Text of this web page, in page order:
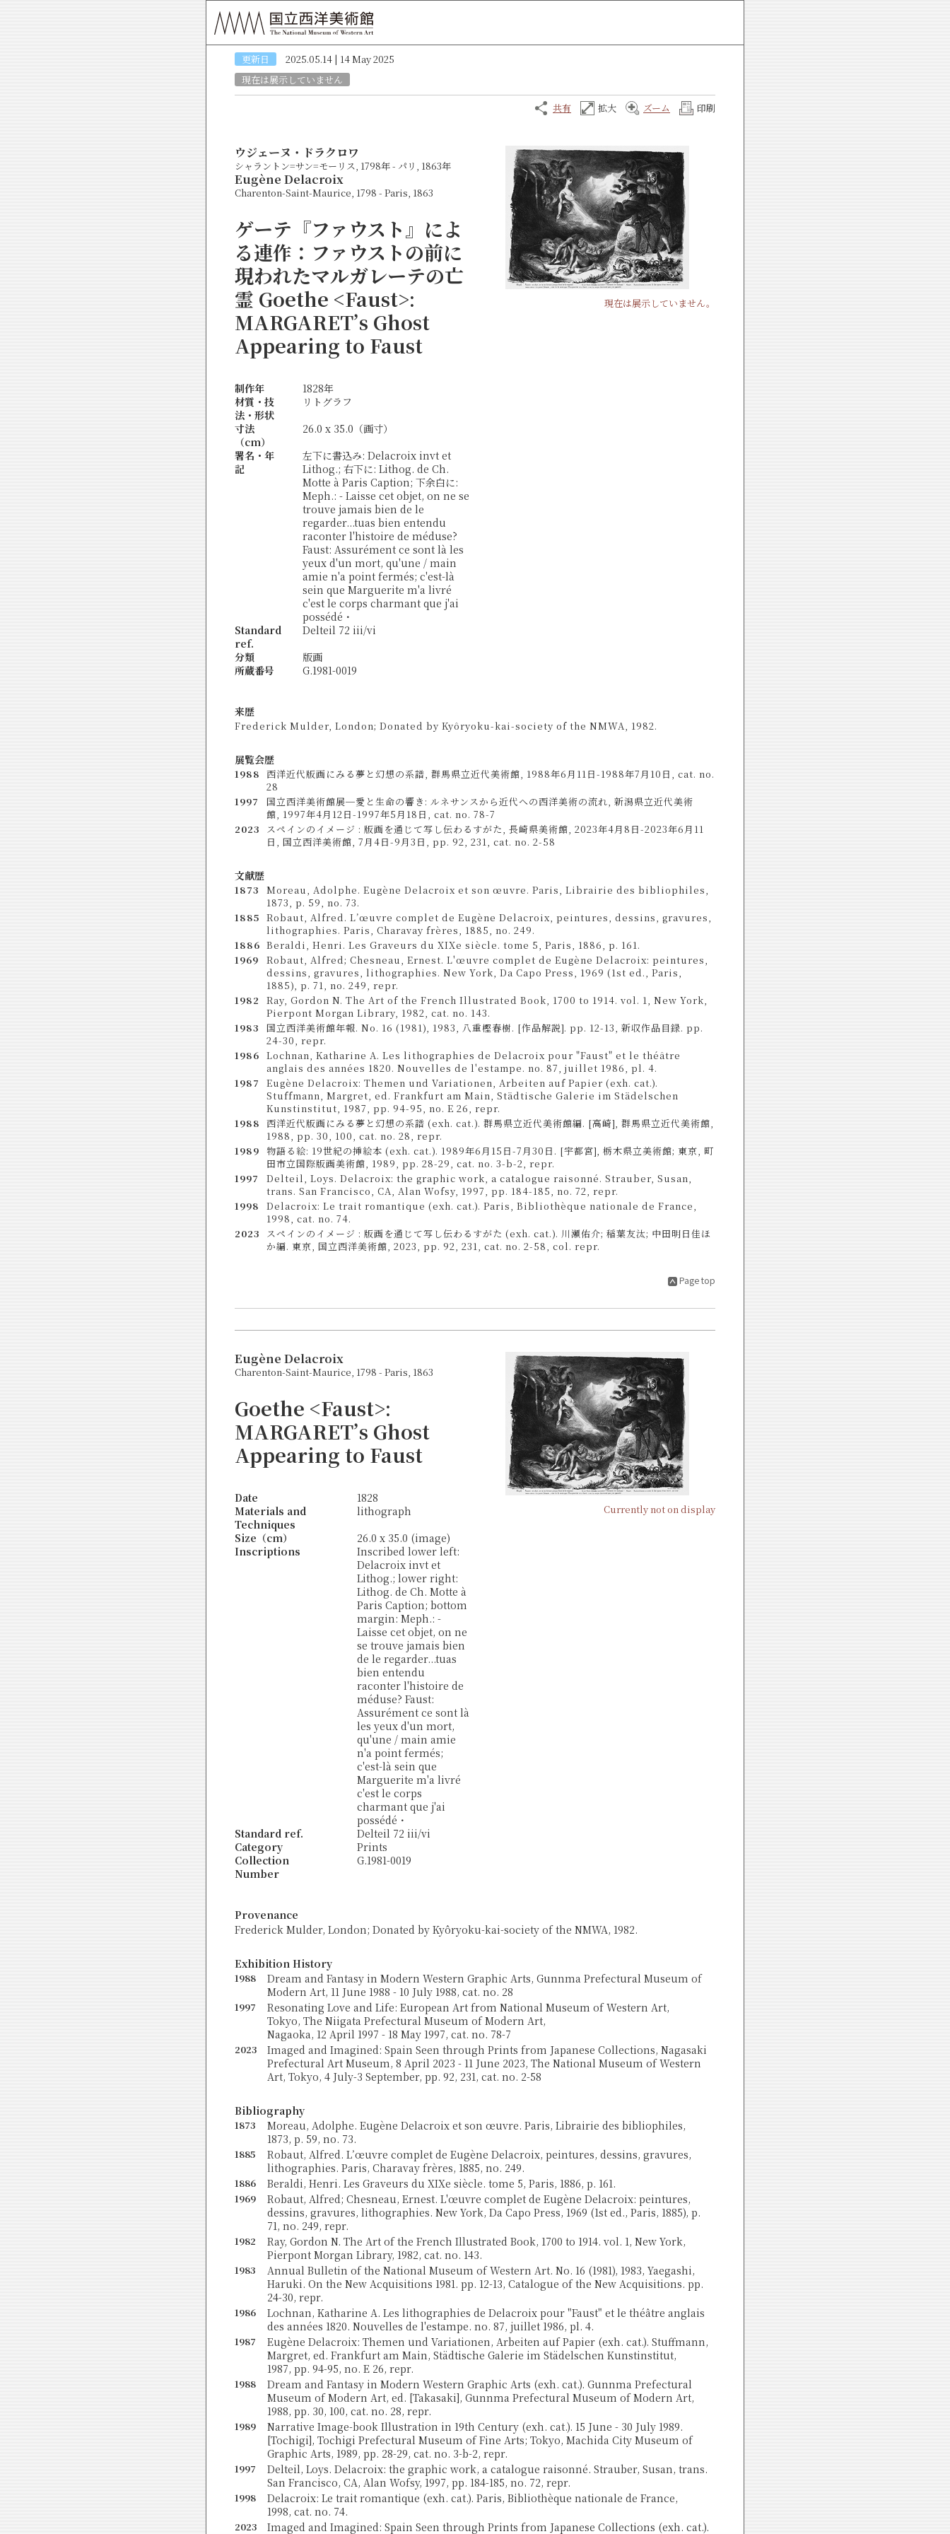
更新日
2025.05.14 | 14 May 2025
現在は展示していません
共有 拡大 ズーム 印刷
現在は展示していません。
ウジェーヌ・ドラクロワ
シャラントン=サン=モーリス, 1798年 - パリ, 1863年
Eugène Delacroix
Charenton-Saint-Maurice, 1798 - Paris, 1863
ゲーテ『ファウスト』によ
る連作：ファウストの前に
現われたマルガレーテの亡
霊 Goethe <Faust>:
MARGARET’s Ghost
Appearing to Faust
制作年
1828年
材質・技
法・形状
リトグラフ
寸法
（cm）
26.0 x 35.0（画寸）
署名・年
記
左下に書込み: Delacroix invt et
Lithog.; 右下に: Lithog. de Ch.
Motte à Paris Caption; 下余白に:
Meph.: - Laisse cet objet, on ne se
trouve jamais bien de le
regarder...tuas bien entendu
raconter l'histoire de méduse?
Faust: Assurément ce sont là les
yeux d'un mort, qu'une / main
amie n'a point fermés; c'est-là
sein que Marguerite m'a livré
c'est le corps charmant que j'ai
possédé・
Standard
ref.
Delteil 72 iii/vi
分類
版画
所蔵番号
G.1981-0019
来歴
Frederick Mulder, London; Donated by Kyôryoku-kai-society of the NMWA, 1982.
展覧会歴
1988 西洋近代版画にみる夢と幻想の系譜, 群馬県立近代美術館, 1988年6月11日-1988年7月10日, cat. no.
28
1997
国立西洋美術館展─愛と生命の響き: ルネサンスから近代への西洋美術の流れ, 新潟県立近代美術
館, 1997年4月12日-1997年5月18日, cat. no. 78-7
2023
スペインのイメージ : 版画を通じて写し伝わるすがた, 長崎県美術館, 2023年4月8日-2023年6月11
日, 国立西洋美術館, 7月4日-9月3日, pp. 92, 231, cat. no. 2-58
文献歴
1873
Moreau, Adolphe. Eugène Delacroix et son œuvre. Paris, Librairie des bibliophiles,
1873, p. 59, no. 73.
1885 Robaut, Alfred. L’œuvre complet de Eugène Delacroix, peintures, dessins, gravures,
lithographies. Paris, Charavay frères, 1885, no. 249.
1886 Beraldi, Henri. Les Graveurs du XIXe siècle. tome 5, Paris, 1886, p. 161.
1969
Robaut, Alfred; Chesneau, Ernest. L'œuvre complet de Eugène Delacroix: peintures,
dessins, gravures, lithographies. New York, Da Capo Press, 1969 (1st ed., Paris,
1885), p. 71, no. 249, repr.
1982
Ray, Gordon N. The Art of the French Illustrated Book, 1700 to 1914. vol. 1, New York,
Pierpont Morgan Library, 1982, cat. no. 143.
1983
国立西洋美術館年報. No. 16 (1981), 1983, 八重樫春樹. [作品解説]. pp. 12-13, 新収作品目録. pp.
24-30, repr.
1986 Lochnan, Katharine A. Les lithographies de Delacroix pour "Faust" et le théâtre
anglais des années 1820. Nouvelles de l'estampe. no. 87, juillet 1986, pl. 4.
1987
Eugène Delacroix: Themen und Variationen, Arbeiten auf Papier (exh. cat.).
Stuffmann, Margret, ed. Frankfurt am Main, Städtische Galerie im Städelschen
Kunstinstitut, 1987, pp. 94-95, no. E 26, repr.
1988 西洋近代版画にみる夢と幻想の系譜 (exh. cat.). 群馬県立近代美術館編. [高崎], 群馬県立近代美術館,
1988, pp. 30, 100, cat. no. 28, repr.
1989 物語る絵: 19世紀の挿絵本 (exh. cat.). 1989年6月15日-7月30日. [宇都宮], 栃木県立美術館; 東京, 町
田市立国際版画美術館, 1989, pp. 28-29, cat. no. 3-b-2, repr.
1997
Delteil, Loys. Delacroix: the graphic work, a catalogue raisonné. Strauber, Susan,
trans. San Francisco, CA, Alan Wofsy, 1997, pp. 184-185, no. 72, repr.
1998
Delacroix: Le trait romantique (exh. cat.). Paris, Bibliothèque nationale de France,
1998, cat. no. 74.
2023
スペインのイメージ : 版画を通じて写し伝わるすがた (exh. cat.). 川瀬佑介; 稲葉友汰; 中田明日佳ほ
か編. 東京, 国立西洋美術館, 2023, pp. 92, 231, cat. no. 2-58, col. repr.
Page top
Currently not on display
Eugène Delacroix
Charenton-Saint-Maurice, 1798 - Paris, 1863
Goethe <Faust>:
MARGARET’s Ghost
Appearing to Faust
Date
1828
Materials and
Techniques
lithograph
Size（cm）
26.0 x 35.0 (image)
Inscriptions
Inscribed lower left:
Delacroix invt et
Lithog.; lower right:
Lithog. de Ch. Motte à
Paris Caption; bottom
margin: Meph.: -
Laisse cet objet, on ne
se trouve jamais bien
de le regarder...tuas
bien entendu
raconter l'histoire de
méduse? Faust:
Assurément ce sont là
les yeux d'un mort,
qu'une / main amie
n'a point fermés;
c'est-là sein que
Marguerite m'a livré
c'est le corps
charmant que j'ai
possédé・
Standard ref.
Delteil 72 iii/vi
Category
Prints
Collection
Number
G.1981-0019
Provenance
Frederick Mulder, London; Donated by Kyôryoku-kai-society of the NMWA, 1982.
Exhibition History
1988
Dream and Fantasy in Modern Western Graphic Arts, Gunnma Prefectural Museum of
Modern Art, 11 June 1988 - 10 July 1988, cat. no. 28
1997
Resonating Love and Life: European Art from National Museum of Western Art,
Tokyo, The Niigata Prefectural Museum of Modern Art,
Nagaoka, 12 April 1997 - 18 May 1997, cat. no. 78-7
2023
Imaged and Imagined: Spain Seen through Prints from Japanese Collections, Nagasaki
Prefectural Art Museum, 8 April 2023 - 11 June 2023, The National Museum of Western
Art, Tokyo, 4 July-3 September, pp. 92, 231, cat. no. 2-58
Bibliography
1873
Moreau, Adolphe. Eugène Delacroix et son œuvre. Paris, Librairie des bibliophiles,
1873, p. 59, no. 73.
1885
Robaut, Alfred. L’œuvre complet de Eugène Delacroix, peintures, dessins, gravures,
lithographies. Paris, Charavay frères, 1885, no. 249.
1886 Beraldi, Henri. Les Graveurs du XIXe siècle. tome 5, Paris, 1886, p. 161.
1969
Robaut, Alfred; Chesneau, Ernest. L'œuvre complet de Eugène Delacroix: peintures,
dessins, gravures, lithographies. New York, Da Capo Press, 1969 (1st ed., Paris, 1885), p.
71, no. 249, repr.
1982
Ray, Gordon N. The Art of the French Illustrated Book, 1700 to 1914. vol. 1, New York,
Pierpont Morgan Library, 1982, cat. no. 143.
1983
Annual Bulletin of the National Museum of Western Art. No. 16 (1981), 1983, Yaegashi,
Haruki. On the New Acquisitions 1981. pp. 12-13, Catalogue of the New Acquisitions. pp.
24-30, repr.
1986
Lochnan, Katharine A. Les lithographies de Delacroix pour "Faust" et le théâtre anglais
des années 1820. Nouvelles de l'estampe. no. 87, juillet 1986, pl. 4.
1987
Eugène Delacroix: Themen und Variationen, Arbeiten auf Papier (exh. cat.). Stuffmann,
Margret, ed. Frankfurt am Main, Städtische Galerie im Städelschen Kunstinstitut,
1987, pp. 94-95, no. E 26, repr.
1988
Dream and Fantasy in Modern Western Graphic Arts (exh. cat.). Gunnma Prefectural
Museum of Modern Art, ed. [Takasaki], Gunnma Prefectural Museum of Modern Art,
1988, pp. 30, 100, cat. no. 28, repr.
1989
Narrative Image-book Illustration in 19th Century (exh. cat.). 15 June - 30 July 1989.
[Tochigi], Tochigi Prefectural Museum of Fine Arts; Tokyo, Machida City Museum of
Graphic Arts, 1989, pp. 28-29, cat. no. 3-b-2, repr.
1997
Delteil, Loys. Delacroix: the graphic work, a catalogue raisonné. Strauber, Susan, trans.
San Francisco, CA, Alan Wofsy, 1997, pp. 184-185, no. 72, repr.
1998
Delacroix: Le trait romantique (exh. cat.). Paris, Bibliothèque nationale de France,
1998, cat. no. 74.
2023
Imaged and Imagined: Spain Seen through Prints from Japanese Collections (exh. cat.).